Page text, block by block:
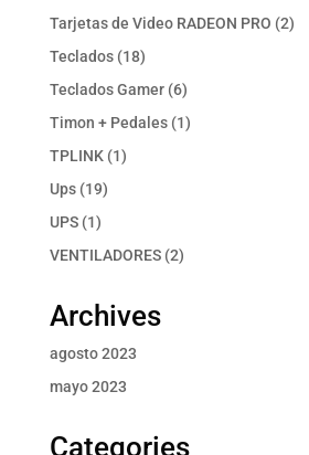
producto
Tarjetas de Video RADEON PRO 22
Teclados 1818
productos
Teclados Gamer 66
productos
Timon + Pedales 11
TPLINK 11
Ups 1919
UPS 11
producto
VENTILADORES 22
Archives
agosto 2023
mayo 2023
Categories